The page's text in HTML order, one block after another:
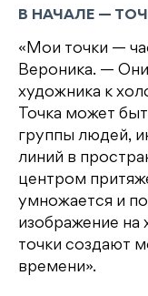
В НАЧАЛЕ —
«Мои точки —
Вероника. —
художника к
Точка может
группы людей,
линий в
центром
умножается и
изображение на
точки создают
времени».